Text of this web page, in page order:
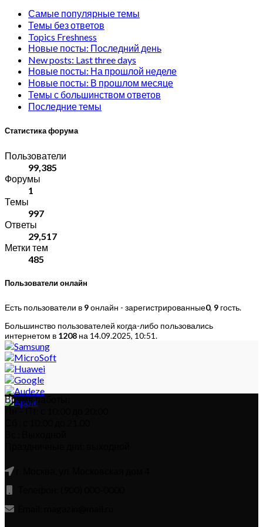
Самые популярные темы
Темы без ответов
Topics Freshness
Новые посты: Последний день
New posts: Last three days
Новые посты: На прошлой неделе
Новые посты: В прошлом месяце
Темы с большинством ответов
Последние темы
Статистика форума
Пользователи
99,385
Форумы
1
Темы
997
Ответы
29,517
Метки тем
485
Пользователи онлайн
Есть пользователи в 9онлайн - зарегистрированные0, 9 гость.
Большинство пользователей когда-либо пользовались
интернетом в 1208 на 14.09.2025, 10:51.
Время работы:
Пн – Пт: с 10:00 до 20:00